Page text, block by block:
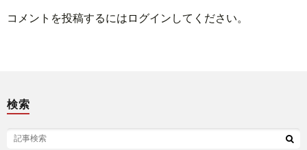
コメントを投稿するには ログイン してください。
検索